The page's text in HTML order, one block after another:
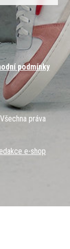
podmínky
práva
e-shop